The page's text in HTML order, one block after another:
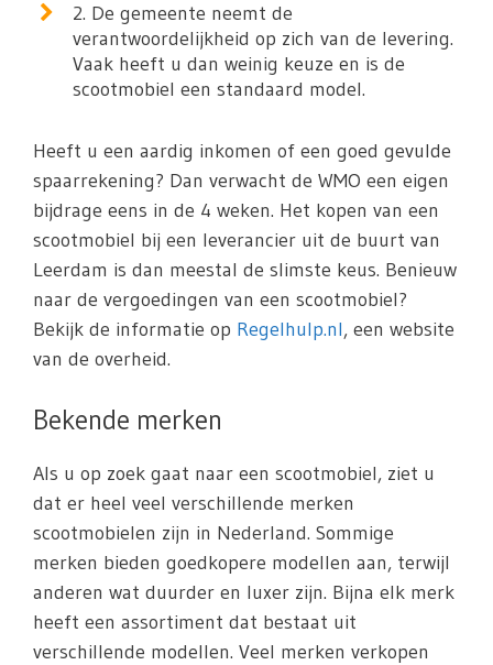
2. De gemeente neemt de
verantwoordelijkheid op zich van de levering.
Vaak heeft u dan weinig keuze en is de
scootmobiel een standaard model.
Heeft u een aardig inkomen of een goed gevulde
spaarrekening? Dan verwacht de WMO een eigen
bijdrage eens in de 4 weken. Het kopen van een
scootmobiel bij een leverancier uit de buurt van
Leerdam is dan meestal de slimste keus. Benieuw
naar de vergoedingen van een scootmobiel?
Bekijk de informatie op Regelhulp.nl, een website
van de overheid.
Bekende merken
Als u op zoek gaat naar een scootmobiel, ziet u
dat er heel veel verschillende merken
scootmobielen zijn in Nederland. Sommige
merken bieden goedkopere modellen aan, terwijl
anderen wat duurder en luxer zijn. Bijna elk merk
heeft een assortiment dat bestaat uit
verschillende modellen. Veel merken verkopen